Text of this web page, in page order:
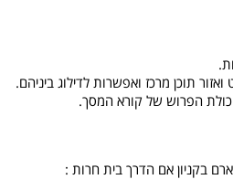
ואזור תוכן מרכז ואפשרות לדילוג ביניהם.
בקניון אם הדרך בית חרות :